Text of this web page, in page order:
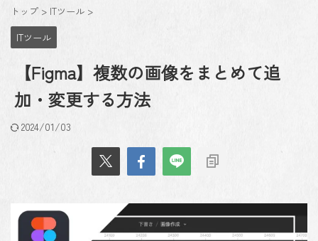
トップ > ITツール >
ITツール
【Figma】複数の画像をまとめて追
加・変更する方法
2024/01/03